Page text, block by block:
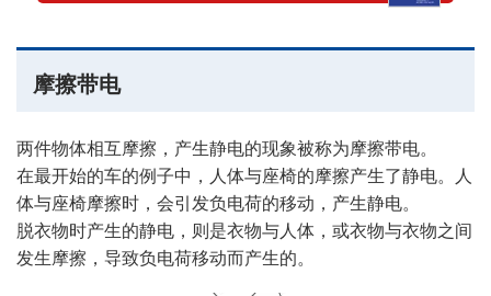
摩擦带电
两件物体相互摩擦，产生静电的现象被称为摩擦带电。
在最开始的车的例子中，人体与座椅的摩擦产生了静电。人
体与座椅摩擦时，会引发负电荷的移动，产生静电。
脱衣物时产生的静电，则是衣物与人体，或衣物与衣物之间
发生摩擦，导致负电荷移动而产生的。